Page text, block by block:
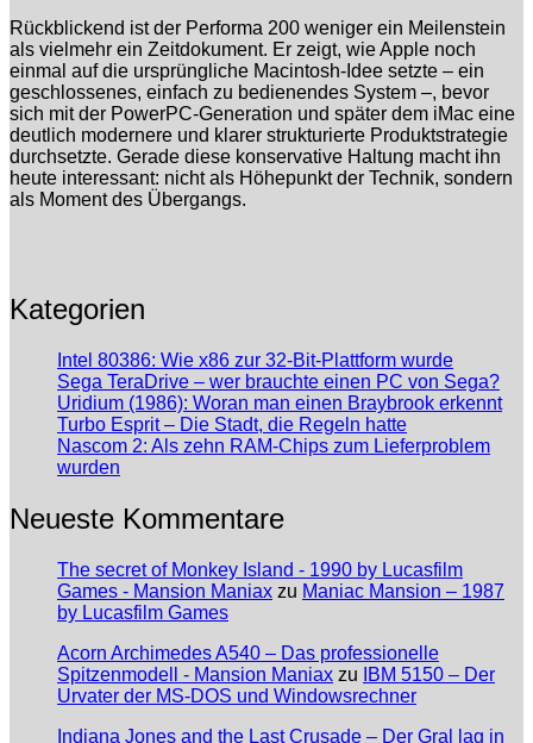
Rückblickend ist der Performa 200 weniger ein Meilenstein
als vielmehr ein Zeitdokument. Er zeigt, wie Apple noch
einmal auf die ursprüngliche Macintosh-Idee setzte – ein
geschlossenes, einfach zu bedienendes System –, bevor
sich mit der PowerPC-Generation und später dem iMac eine
deutlich modernere und klarer strukturierte Produktstrategie
durchsetzte. Gerade diese konservative Haltung macht ihn
heute interessant: nicht als Höhepunkt der Technik, sondern
als Moment des Übergangs.
Kategorien
Intel 80386: Wie x86 zur 32-Bit-Plattform wurde
Sega TeraDrive – wer brauchte einen PC von Sega?
Uridium (1986): Woran man einen Braybrook erkennt
Turbo Esprit – Die Stadt, die Regeln hatte
Nascom 2: Als zehn RAM-Chips zum Lieferproblem
wurden
Neueste Kommentare
The secret of Monkey Island - 1990 by Lucasfilm
Games - Mansion Maniax zu Maniac Mansion – 1987
by Lucasfilm Games
Acorn Archimedes A540 – Das professionelle
Spitzenmodell - Mansion Maniax zu
IBM 5150 – Der
Urvater der MS-DOS und Windowsrechner
Indiana Jones and the Last Crusade – Der Gral lag in